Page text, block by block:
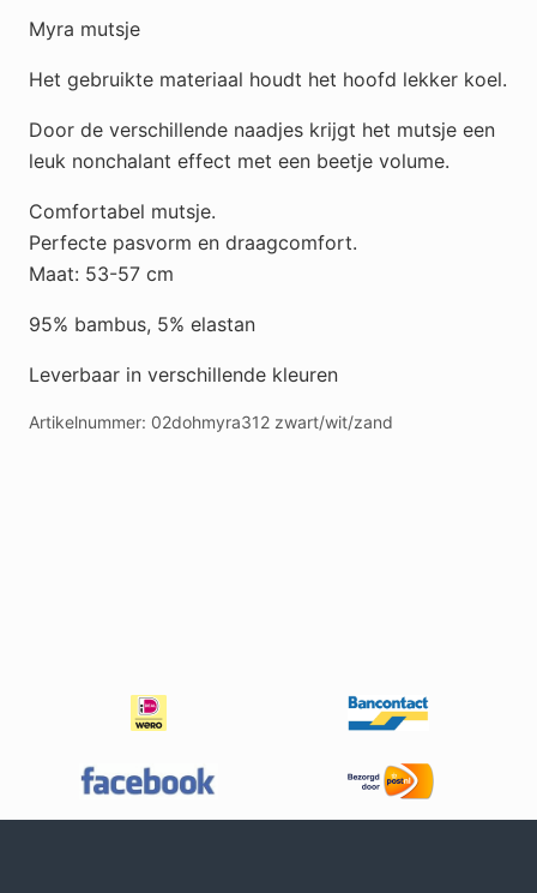
Myra mutsje
Het gebruikte materiaal houdt het hoofd lekker koel.
Door de verschillende naadjes krijgt het mutsje een
leuk nonchalant effect met een beetje volume.
Comfortabel mutsje.
Perfecte pasvorm en draagcomfort.
Maat: 53-57 cm
95% bambus, 5% elastan
Leverbaar in verschillende kleuren
Artikelnummer: 02dohmyra312 zwart/wit/zand